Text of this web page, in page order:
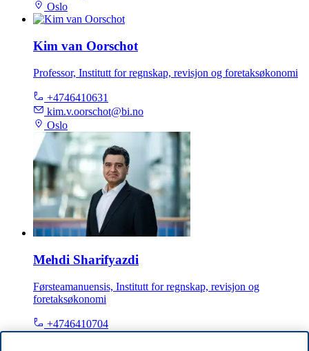
Oslo
Kim van Oorschot
Professor, Institutt for regnskap, revisjon og foretaksøkonomi
+4746410631
kim.v.oorschot@bi.no
Oslo
Mehdi Sharifyazdi
Førsteamanuensis, Institutt for regnskap, revisjon og
foretaksøkonomi
+4746410704